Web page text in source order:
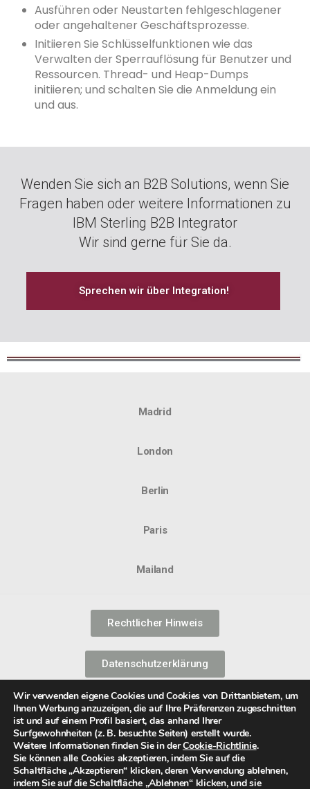
Ausführen oder Neustarten fehlgeschlagener
oder angehaltener Geschäftsprozesse.
Initiieren Sie Schlüsselfunktionen wie das
Verwalten der Sperrauflösung für Benutzer und
Ressourcen. Thread- und Heap-Dumps
initiieren; und schalten Sie die Anmeldung ein
und aus.
Wenden Sie sich an B2B Solutions, wenn Sie
Fragen haben oder weitere Informationen zu
IBM Sterling B2B Integrator
Wir sind gerne für Sie da.
Sprechen wir über Integration!
Madrid
London
Berlin
Paris
Mailand
Rechtlicher Hinweis
Datenschutzerklärung
Informationssicherheitspolitik
Cookie-Richtlinie
Wir verwenden eigene Cookies und Cookies von Drittanbietern, um
Ihnen Werbung anzuzeigen, die auf Ihre Präferenzen zugeschnitten
ist und auf einem Profil basiert, das anhand Ihrer
Surfgewohnheiten (z. B. besuchte Seiten) erstellt wurde.
Weitere Informationen finden Sie in derCookie-Richtlinie.
Sie können alle Cookies akzeptieren, indem Sie auf die
Schaltfläche „Akzeptieren“ klicken, deren Verwendung ablehnen,
indem Sie auf die Schaltfläche „Ablehnen“ klicken, und sie